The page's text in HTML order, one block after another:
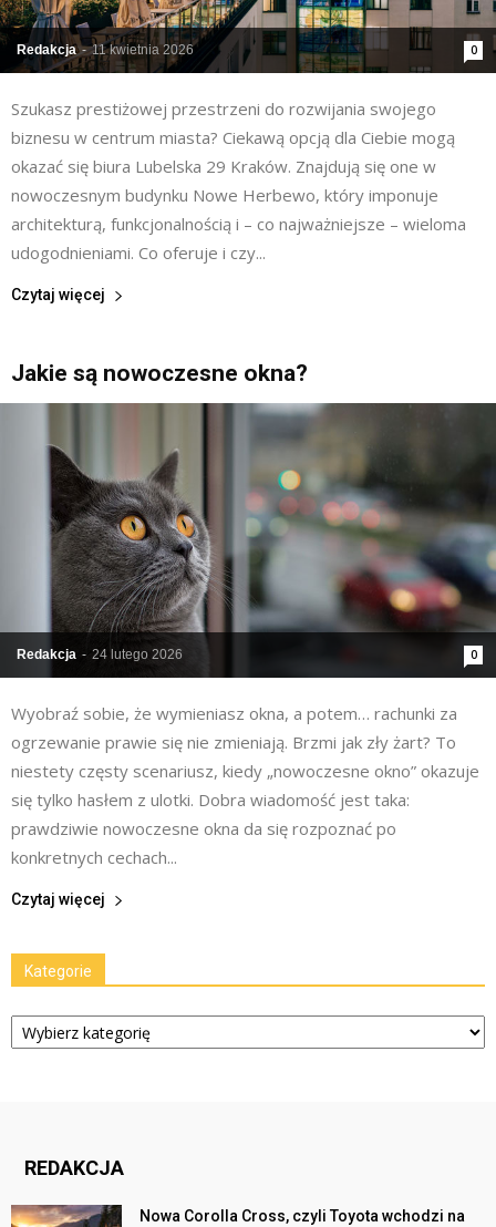
Redakcja - 11 kwietnia 2026 0
Szukasz prestiżowej przestrzeni do rozwijania swojego
biznesu w centrum miasta? Ciekawą opcją dla Ciebie mogą
okazać się biura Lubelska 29 Kraków. Znajdują się one w
nowoczesnym budynku Nowe Herbewo, który imponuje
architekturą, funkcjonalnością i – co najważniejsze – wieloma
udogodnieniami. Co oferuje i czy...
Czytaj więcej
Jakie są nowoczesne okna?
Redakcja - 24 lutego 2026 0
Wyobraź sobie, że wymieniasz okna, a potem… rachunki za
ogrzewanie prawie się nie zmieniają. Brzmi jak zły żart? To
niestety częsty scenariusz, kiedy „nowoczesne okno” okazuje
się tylko hasłem z ulotki. Dobra wiadomość jest taka:
prawdziwie nowoczesne okna da się rozpoznać po
konkretnych cechach...
Czytaj więcej
Kategorie
Kategorie
REDAKCJA
Nowa Corolla Cross, czyli Toyota wchodzi na